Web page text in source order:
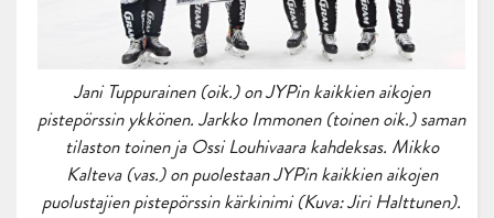
Jani Tuppurainen (oik.) on JYPin kaikkien aikojen
pistepörssin ykkönen. Jarkko Immonen (toinen oik.) saman
tilaston toinen ja Ossi Louhivaara kahdeksas. Mikko
Kalteva (vas.) on puolestaan JYPin kaikkien aikojen
puolustajien pistepörssin kärkinimi (Kuva: Jiri Halttunen).